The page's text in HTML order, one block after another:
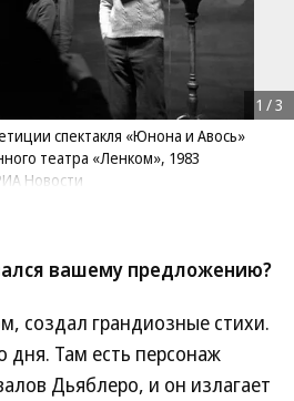
спектакля «Юнона и Авось»
театра «Ленком», 1983
Новости
1 /3
вашему предложению?
создал грандиозные стихи.
дня. Там есть персонаж
Дьяблеро, и он излагает